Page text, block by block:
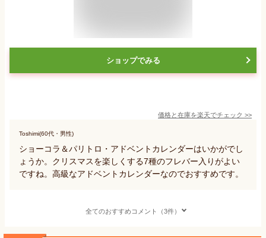
ショップでみる
価格と在庫を楽天でチェック >>
Toshimi(60代・男性)
ショーコラ＆パリトロ・アドベントカレンダーはいかがでし
ょうか。クリスマスを楽しくする7種のフレバー入りがよい
ですね。高級なアドベントカレンダーなのでおすすめです。
全てのおすすめコメント（3件）